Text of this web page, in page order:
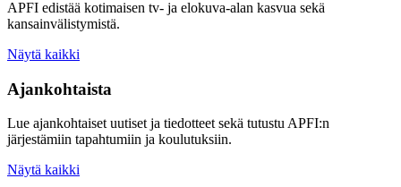
APFI edistää kotimaisen tv- ja elokuva-alan kasvua sekä
kansainvälistymistä.
Näytä kaikki
Ajankohtaista
Lue ajankohtaiset uutiset ja tiedotteet sekä tutustu APFI:n
järjestämiin tapahtumiin ja koulutuksiin.
Näytä kaikki